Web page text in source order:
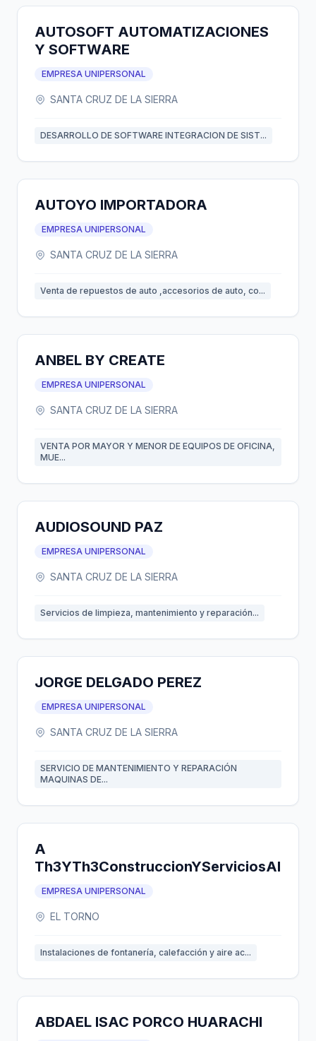
AUTOSOFT AUTOMATIZACIONES
Y SOFTWARE
EMPRESA UNIPERSONAL
SANTA CRUZ DE LA SIERRA
DESARROLLO DE SOFTWARE INTEGRACION DE SIST...
AUTOYO IMPORTADORA
EMPRESA UNIPERSONAL
SANTA CRUZ DE LA SIERRA
Venta de repuestos de auto ,accesorios de auto, co...
ANBEL BY CREATE
EMPRESA UNIPERSONAL
SANTA CRUZ DE LA SIERRA
VENTA POR MAYOR Y MENOR DE EQUIPOS DE OFICINA,
MUE...
AUDIOSOUND PAZ
EMPRESA UNIPERSONAL
SANTA CRUZ DE LA SIERRA
Servicios de limpieza, mantenimiento y reparación...
JORGE DELGADO PEREZ
EMPRESA UNIPERSONAL
SANTA CRUZ DE LA SIERRA
SERVICIO DE MANTENIMIENTO Y REPARACIÓN
MAQUINAS DE...
A
EMPRESA UNIPERSONAL
EL TORNO
Instalaciones de fontanería, calefacción y aire ac...
ABDAEL ISAC PORCO HUARACHI